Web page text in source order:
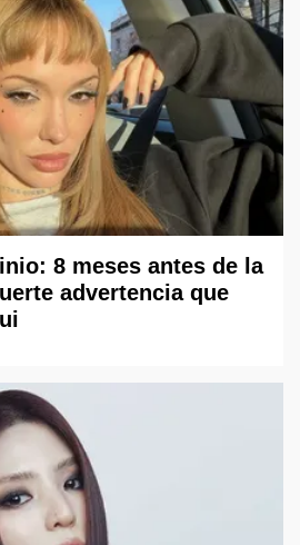
8 meses antes de la
advertencia que